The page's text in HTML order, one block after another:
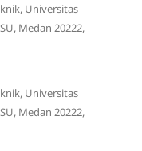
Universitas
Medan 20222,
Universitas
Medan 20222,